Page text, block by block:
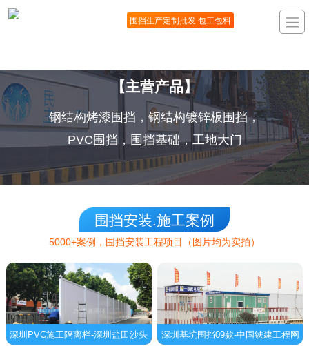
围挡生产定制批发 包工包料
【主营产品】
钢结构烤漆围挡，钢结构镀锌板围挡，
PVC围挡，围挡基础，工地大门
围挡安装.施工案例
5000+案例，围挡安装工程项目（图片均为实拍）
深圳PVC施工隔离栏-深圳盐田沙头
深圳基坑围挡09款-中国铁建工程网